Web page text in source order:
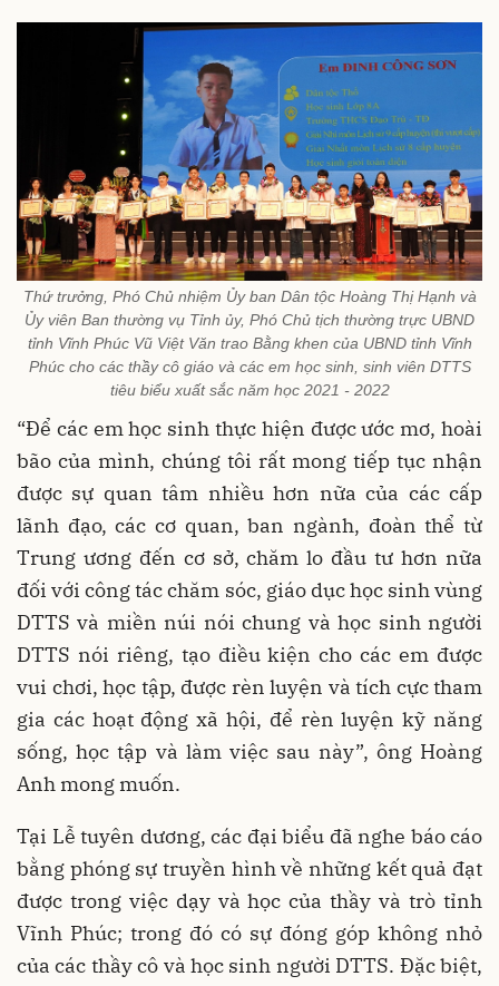
Thứ trưởng, Phó Chủ nhiệm Ủy ban Dân tộc Hoàng Thị Hạnh và
Ủy viên Ban thường vụ Tỉnh ủy, Phó Chủ tịch thường trực UBND
tỉnh Vĩnh Phúc Vũ Việt Văn trao Bằng khen của UBND tỉnh Vĩnh
Phúc cho các thầy cô giáo và các em học sinh, sinh viên DTTS
tiêu biểu xuất sắc năm học 2021 - 2022
“Để các em học sinh thực hiện được ước mơ, hoài
bão của mình, chúng tôi rất mong tiếp tục nhận
được sự quan tâm nhiều hơn nữa của các cấp
lãnh đạo, các cơ quan, ban ngành, đoàn thể từ
Trung ương đến cơ sở, chăm lo đầu tư hơn nữa
đối với công tác chăm sóc, giáo dục học sinh vùng
DTTS và miền núi nói chung và học sinh người
DTTS nói riêng, tạo điều kiện cho các em được
vui chơi, học tập, được rèn luyện và tích cực tham
gia các hoạt động xã hội, để rèn luyện kỹ năng
sống, học tập và làm việc sau này”, ông Hoàng
Anh mong muốn.
Tại Lễ tuyên dương, các đại biểu đã nghe báo cáo
bằng phóng sự truyền hình về những kết quả đạt
được trong việc dạy và học của thầy và trò tỉnh
Vĩnh Phúc; trong đó có sự đóng góp không nhỏ
của các thầy cô và học sinh người DTTS. Đặc biệt,